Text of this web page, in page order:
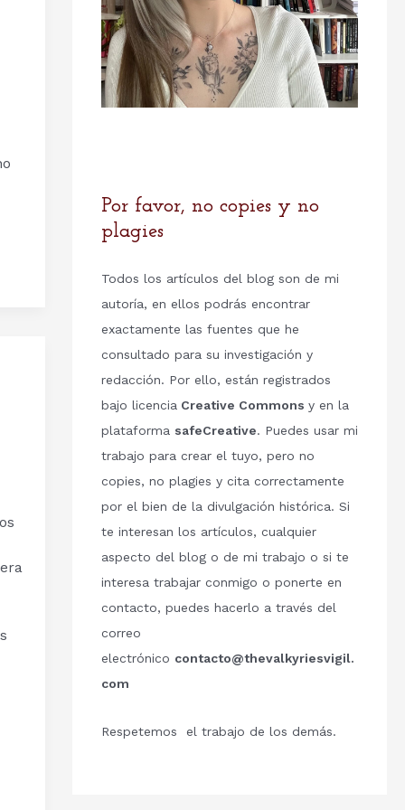
Por favor, no copies y no
plagies
Todos los artículos del blog son de mi
autoría, en ellos podrás encontrar
exactamente las fuentes que he
consultado para su investigación y
redacción. Por ello, están registrados
bajo licencia Creative Commons y en la
plataforma safeCreative. Puedes usar mi
trabajo para crear el tuyo, pero no
copies, no plagies y cita correctamente
por el bien de la divulgación histórica. Si
te interesan los artículos, cualquier
aspecto del blog o de mi trabajo o si te
interesa trabajar conmigo o ponerte en
contacto, puedes hacerlo a través del
correo
electrónico contacto@thevalkyriesvigil.
com
Respetemos el trabajo de los demás.